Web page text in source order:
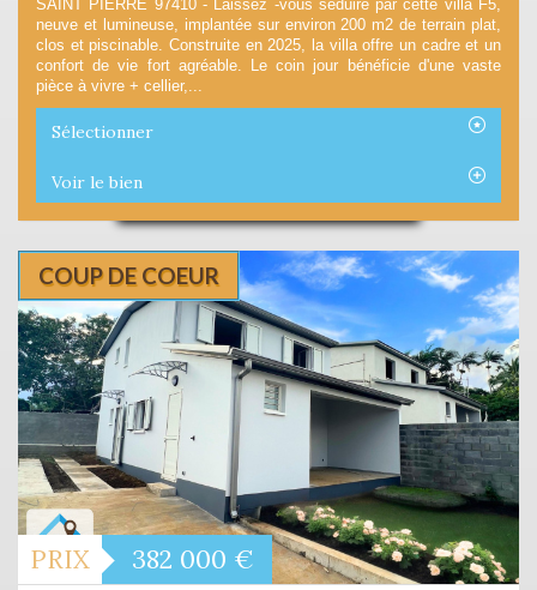
SAINT PIERRE 97410 - Laissez -vous séduire par cette villa F5,
neuve et lumineuse, implantée sur environ 200 m2 de terrain plat,
clos et piscinable. Construite en 2025, la villa offre un cadre et un
confort de vie fort agréable. Le coin jour bénéficie d'une vaste
pièce à vivre + cellier,...
Sélectionner
Voir le bien
COUP DE COEUR
PRIX 382 000 €